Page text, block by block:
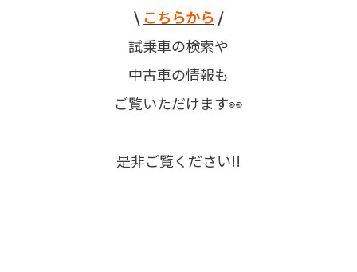
\ こちらから /
試乗車の検索や
中古車の情報も
ご覧いただけます👀
是非ご覧ください!!